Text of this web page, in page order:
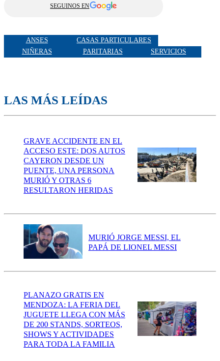
SEGUINOS EN
ANSES
CASAS PARTICULARES
NIÑERAS
PARITARIAS SERVICIOS
LAS MÁS LEÍDAS
GRAVE ACCIDENTE EN EL
ACCESO ESTE: DOS AUTOS
CAYERON DESDE UN
PUENTE, UNA PERSONA
MURIÓ Y OTRAS 6
RESULTARON HERIDAS
MURIÓ JORGE MESSI, EL
PAPÁ DE LIONEL MESSI
PLANAZO GRATIS EN
MENDOZA: LA FERIA DEL
JUGUETE LLEGA CON MÁS
DE 200 STANDS, SORTEOS,
SHOWS Y ACTIVIDADES
PARA TODA LA FAMILIA